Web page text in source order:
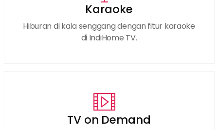
Karaoke
Hiburan di kala senggang dengan fitur karaoke
di IndiHome TV.
TV on Demand